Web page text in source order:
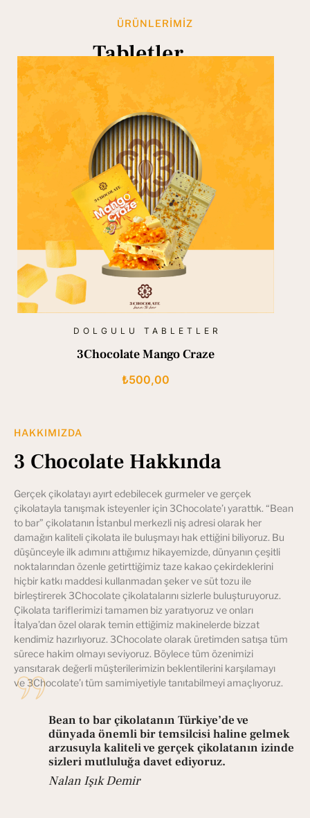
ÜRÜNLERIMIZ
Tabletler
DOLGULU TABLETLER
3Chocolate Mango Craze
₺500,00
HAKKIMIZDA
3 Chocolate Hakkında
Gerçek çikolatayı ayırt edebilecek gurmeler ve gerçek
çikolatayla tanışmak isteyenler için 3Chocolate’ı yarattık. “Bean
to bar” çikolatanın İstanbul merkezli niş adresi olarak her
damağın kaliteli çikolata ile buluşmayı hak ettiğini biliyoruz. Bu
düşünceyle ilk adımını attığımız hikayemizde, dünyanın çeşitli
noktalarından özenle getirttiğimiz taze kakao çekirdeklerini
hiçbir katkı maddesi kullanmadan şeker ve süt tozu ile
birleştirerek 3Chocolate çikolatalarını sizlerle buluşturuyoruz.
Çikolata tariflerimizi tamamen biz yaratıyoruz ve onları
İtalya’dan özel olarak temin ettiğimiz makinelerde bizzat
kendimiz hazırlıyoruz. 3Chocolate olarak üretimden satışa tüm
sürece hakim olmayı seviyoruz. Böylece tüm özenimizi
yansıtarak değerli müşterilerimizin beklentilerini karşılamayı
ve 3Chocolate’ı tüm samimiyetiyle tanıtabilmeyi amaçlıyoruz.
Bean to bar çikolatanın Türkiye’de ve
dünyada önemli bir temsilcisi haline gelmek
arzusuyla kaliteli ve gerçek çikolatanın izinde
sizleri mutluluğa davet ediyoruz.
Nalan Işık Demir